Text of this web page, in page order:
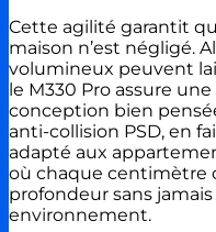
Cette agilité garantit
maison n’est négligé.
volumineux peuvent
le M330 Pro assure
conception bien
anti-collision PSD, en
adapté aux
où chaque centimètre
profondeur sans
environnement.